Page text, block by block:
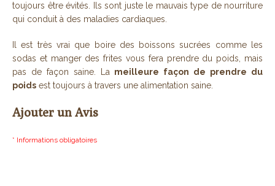
toujours être évités. Ils sont juste le mauvais type de nourriture
qui conduit à des maladies cardiaques.
Il est très vrai que boire des boissons sucrées comme les
sodas et manger des frites vous fera prendre du poids, mais
pas de façon saine. La meilleure façon de prendre du
poids est toujours à travers une alimentation saine.
Ajouter un Avis
* Informations obligatoires